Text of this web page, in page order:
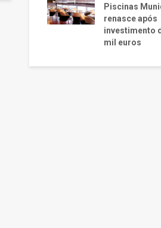
Piscinas
renasce após
investimento
mil euros